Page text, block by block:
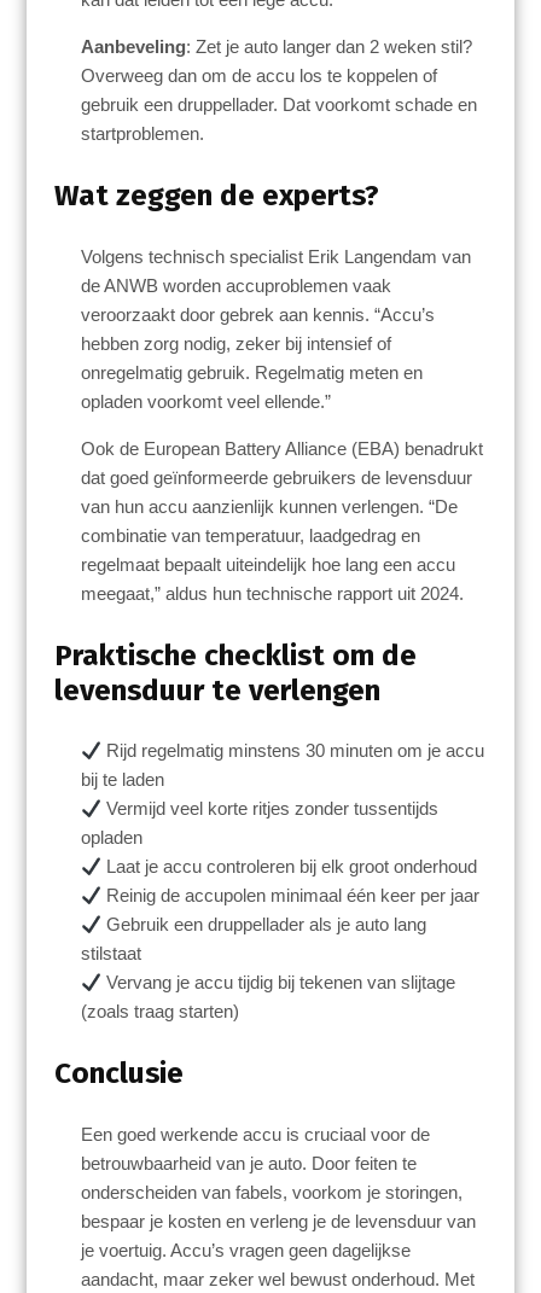
Aanbeveling: Zet je auto langer dan 2 weken stil?
Overweeg dan om de accu los te koppelen of
gebruik een druppellader. Dat voorkomt schade en
startproblemen.
Wat zeggen de experts?
Volgens technisch specialist Erik Langendam van
de ANWB worden accuproblemen vaak
veroorzaakt door gebrek aan kennis. “Accu’s
hebben zorg nodig, zeker bij intensief of
onregelmatig gebruik. Regelmatig meten en
opladen voorkomt veel ellende.”
Ook de European Battery Alliance (EBA) benadrukt
dat goed geïnformeerde gebruikers de levensduur
van hun accu aanzienlijk kunnen verlengen. “De
combinatie van temperatuur, laadgedrag en
regelmaat bepaalt uiteindelijk hoe lang een accu
meegaat,” aldus hun technische rapport uit 2024.
Praktische checklist om de
levensduur te verlengen
Rijd regelmatig minstens 30 minuten om je accu
bij te laden
Vermijd veel korte ritjes zonder tussentijds
opladen
Laat je accu controleren bij elk groot onderhoud
Reinig de accupolen minimaal één keer per jaar
Gebruik een druppellader als je auto lang
stilstaat
Vervang je accu tijdig bij tekenen van slijtage
(zoals traag starten)
Conclusie
Een goed werkende accu is cruciaal voor de
betrouwbaarheid van je auto. Door feiten te
onderscheiden van fabels, voorkom je storingen,
bespaar je kosten en verleng je de levensduur van
je voertuig. Accu’s vragen geen dagelijkse
aandacht, maar zeker wel bewust onderhoud. Met